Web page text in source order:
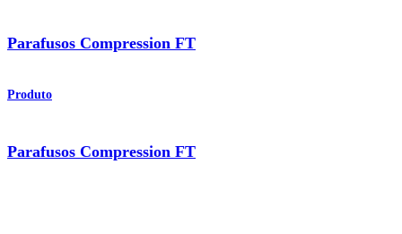
Parafusos Compression FT
Produto
Parafusos Compression FT